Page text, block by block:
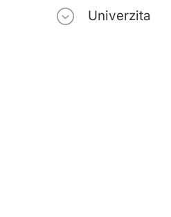
Univerzita